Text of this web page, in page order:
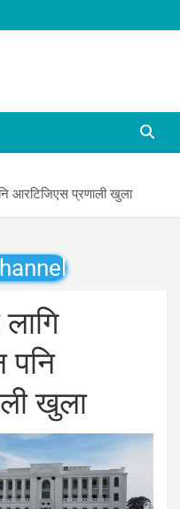
आरटिजिएस प्रणाली खुला
पनि
खुला